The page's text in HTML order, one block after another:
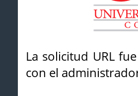
La solicitud URL
con el